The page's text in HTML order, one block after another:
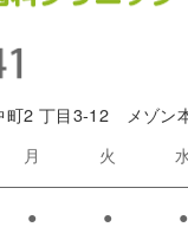
2 丁目3-12 メゾン
月 火
● ● ●